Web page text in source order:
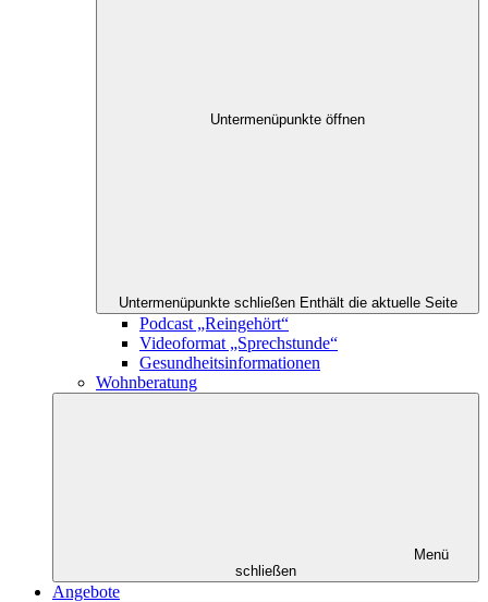
Untermenüpunkte öffnen
Untermenüpunkte schließen Enthält die aktuelle Seite
Podcast „Reingehört“
Videoformat „Sprechstunde“
Gesundheitsinformationen
Wohnberatung
Menü
schließen
Angebote